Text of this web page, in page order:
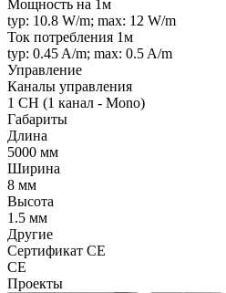
Мощность на 1м
typ: 10.8 W/m; max: 12 W/m
Ток потребления 1м
typ: 0.45 A/m; max: 0.5 A/m
Управление
Каналы управления
1 CH (1 канал - Mono)
Габариты
Длина
5000 мм
Ширина
8 мм
Высота
1.5 мм
Другие
Сертификат CE
CE
Проекты